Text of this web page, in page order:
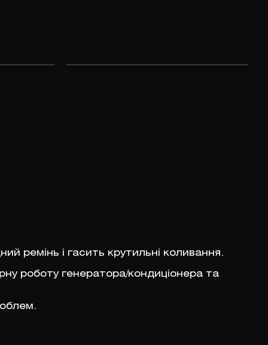
ремінь і гасить крутильні коливання.
роботу генератора/кондиціонера та